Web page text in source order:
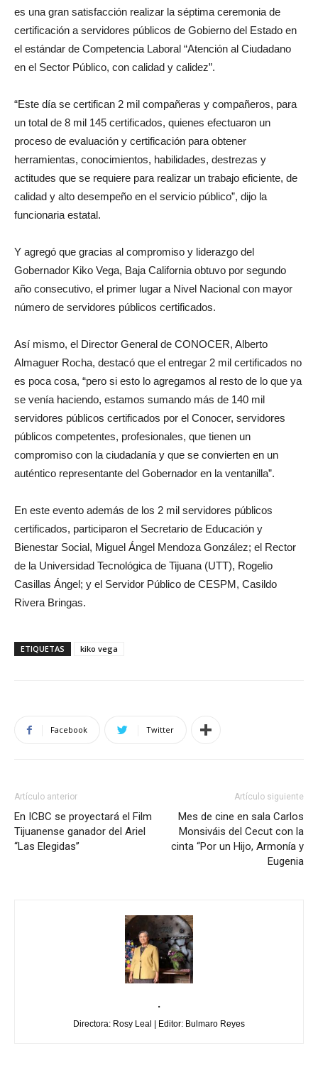
es una gran satisfacción realizar la séptima ceremonia de
certificación a servidores públicos de Gobierno del Estado en
el estándar de Competencia Laboral “Atención al Ciudadano
en el Sector Público, con calidad y calidez”.
“Este día se certifican 2 mil compañeras y compañeros, para
un total de 8 mil 145 certificados, quienes efectuaron un
proceso de evaluación y certificación para obtener
herramientas, conocimientos, habilidades, destrezas y
actitudes que se requiere para realizar un trabajo eficiente, de
calidad y alto desempeño en el servicio público”, dijo la
funcionaria estatal.
Y agregó que gracias al compromiso y liderazgo del
Gobernador Kiko Vega, Baja California obtuvo por segundo
año consecutivo, el primer lugar a Nivel Nacional con mayor
número de servidores públicos certificados.
Así mismo, el Director General de CONOCER, Alberto
Almaguer Rocha, destacó que el entregar 2 mil certificados no
es poca cosa, “pero si esto lo agregamos al resto de lo que ya
se venía haciendo, estamos sumando más de 140 mil
servidores públicos certificados por el Conocer, servidores
públicos competentes, profesionales, que tienen un
compromiso con la ciudadanía y que se convierten en un
auténtico representante del Gobernador en la ventanilla”.
En este evento además de los 2 mil servidores públicos
certificados, participaron el Secretario de Educación y
Bienestar Social, Miguel Ángel Mendoza González; el Rector
de la Universidad Tecnológica de Tijuana (UTT), Rogelio
Casillas Ángel; y el Servidor Público de CESPM, Casildo
Rivera Bringas.
ETIQUETAS kiko vega
Facebook Twitter
Artículo anterior
En ICBC se proyectará el Film
Tijuanense ganador del Ariel
“Las Elegidas’’
Artículo siguiente
Mes de cine en sala Carlos
Monsiváis del Cecut con la
cinta “Por un Hijo, Armonía y
Eugenia
.
Directora: Rosy Leal | Editor: Bulmaro Reyes